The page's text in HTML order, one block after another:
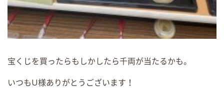
宝くじを買ったらもしかしたら千両が当たるかも。
いつもU様ありがとうございます！